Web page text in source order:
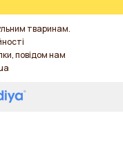
тваринам.
повідом нам